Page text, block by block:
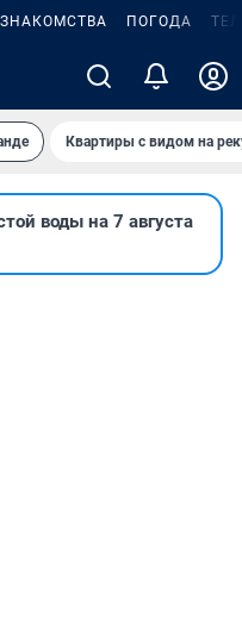
ЗНАКОМСТВА ПОГОДА
Квартиры с видом на
воды на 7 августа